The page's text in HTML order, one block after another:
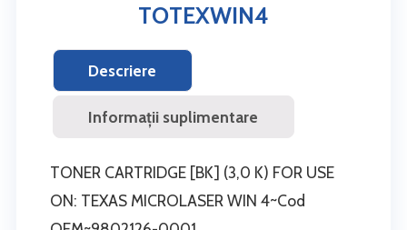
TOTEXWIN4
Descriere
Informații suplimentare
TONER CARTRIDGE [BK] (3,0 K) FOR USE
ON: TEXAS MICROLASER WIN 4~Cod